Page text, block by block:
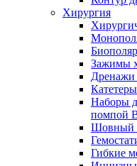
Хирургия
Зажимы
Дренажи
Наборы
помпой
Шовный
Гибкие